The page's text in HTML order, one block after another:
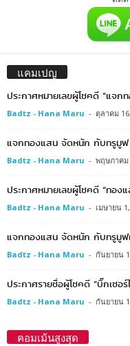
แคมเปญ
ประกาศหมายเลขผู้โชคดี “แจ
Badtz - Hana Maru - ตุลาคม
แจกทองแสน จัดหนัก กับทรูมูฟ
Badtz - Hana Maru - พฤษภาคม
ประกาศหมายเลขผู้โชคดี “ทอ
Badtz - Hana Maru - เมษายน
แจกทองแสน จัดหนัก กับทรูมูฟ
Badtz - Hana Maru - กันยายน
ประกาศรายชื่อผู้โชคดี “บิ๊กเซ
Badtz - Hana Maru - กันยายน
คอมเม้นสูงสุด